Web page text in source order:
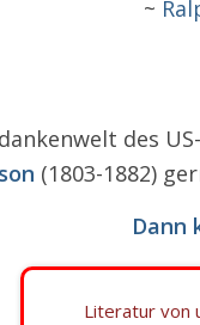
~
des
(1803-1882)
Dann
Literatur von